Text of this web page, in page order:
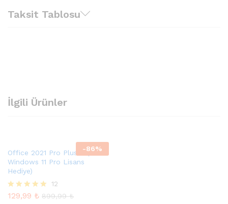
Taksit Tablosu
İlgili Ürünler
-86%
Office 2021 Pro Plus + (
Windows 11 Pro Lisans
Hediye)
5 üzerinden
12
129,99 ₺ 899,99₺